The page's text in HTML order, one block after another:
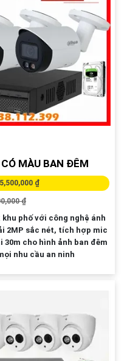
MÀU BAN ĐÊM
₫
₫
phố với công nghệ ánh
2MP sắc nét, tích hợp mic
cho hình ảnh ban đêm
nhu cầu an ninh